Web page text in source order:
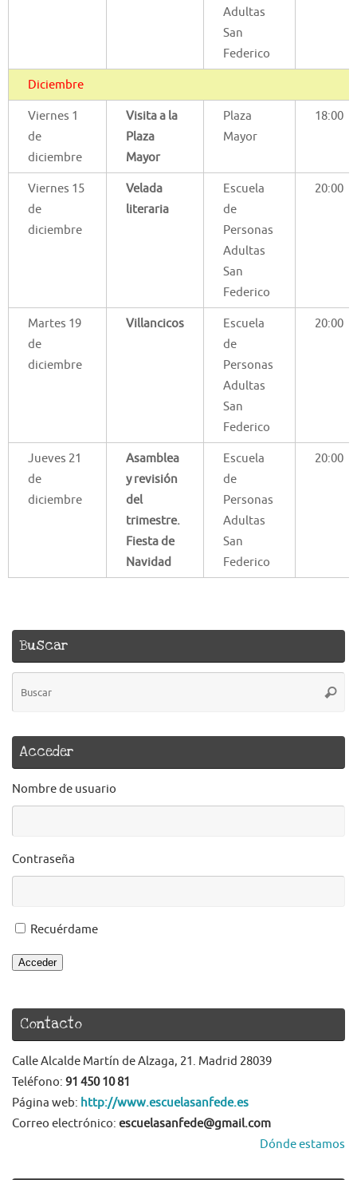
Adultas
San
Federico
Diciembre
Viernes 1
de
diciembre
Visita a la
Plaza
Mayor
Plaza
Mayor
18:00
Viernes 15
de
diciembre
Velada
literaria
Escuela
de
Personas
Adultas
San
Federico
20:00
Martes 19
de
diciembre
Villancicos
Escuela
de
Personas
Adultas
San
Federico
20:00
Jueves 21
de
diciembre
Asamblea
y revisión
del
trimestre.
Fiesta de
Navidad
Escuela
de
Personas
Adultas
San
Federico
20:00
Buscar
Acceder
Nombre de usuario
Contraseña
Recuérdame
Acceder
Contacto
Calle Alcalde Martín de Alzaga, 21. Madrid 28039
Teléfono: 91 450 10 81
Página web: http://www.escuelasanfede.es
Correo electrónico: escuelasanfede@gmail.com
Dónde estamos